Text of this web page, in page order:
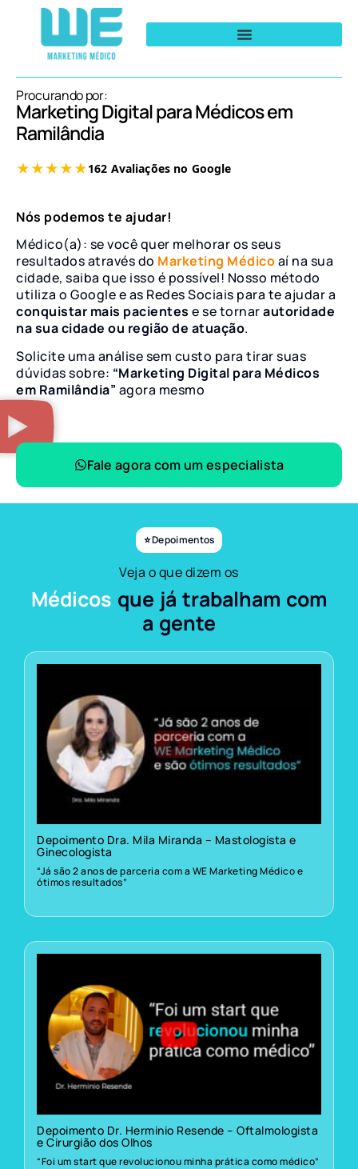
Procurando por:
Marketing Digital para Médicos em
Ramilândia
Nós podemos te ajudar!
Médico(a): se você quer melhorar os seus
resultados através do Marketing Médicoaí na sua
cidade, saiba que isso é possível! Nosso método
utiliza o Google e as Redes Sociais para te ajudar a
conquistar mais pacientes e se tornarautoridade
na sua cidade ou região de atuação.
Solicite uma análise sem custo para tirar suas
dúvidas sobre: “Marketing Digital para Médicos
em Ramilândia” agora mesmo
Fale agora com um especialista
⭐ Depoimentos
Veja o que dizem os
Médicos que já trabalham com
a gente
Depoimento Dra. Mila Miranda – Mastologista e
Ginecologista
“Já são 2 anos de parceria com a WE Marketing Médico e
ótimos resultados”
Depoimento Dr. Herminio Resende – Oftalmologista
e Cirurgião dos Olhos
“Foi um start que revolucionou minha prática como médico”